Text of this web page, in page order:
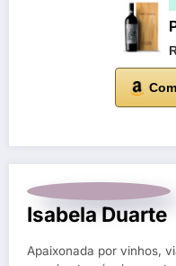
Isabela Duarte
Apaixonada por vinhos,